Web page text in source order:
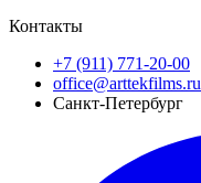
Контакты
+7 (911) 771-20-00
office@arttekfilms.ru
Санкт-Петербург